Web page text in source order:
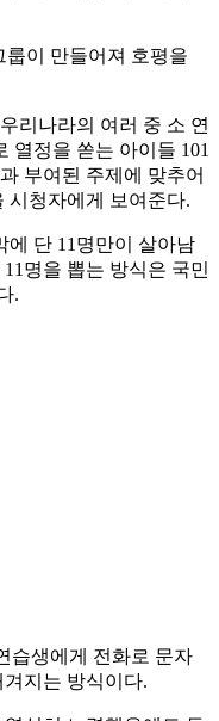
룹이 만들어져 호평을
리나라의 여러 중 소 연
열정을 쏟는 아이들 101
부여된 주제에 맞추어
시청자에게 보여준다.
에 단 11명만이 살아남
명을 뽑는 방식은 국민
.
습생에게 전화로 문자
지는 방식이다.